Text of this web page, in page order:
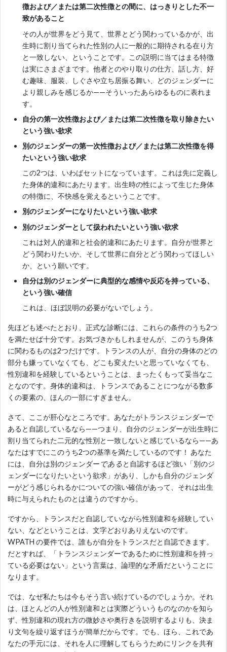
徴および／または第二次性徴との間に、はっきりとした不一
致があること
その人が世界をどう見て、世界とどう関わっているかが、出
生時に割り当てられた性別の人に一般的に期待される在り方
と一致しない、ということです。この説明に当てはまる特徴
は実にさまざまです。他者とのやり取りの仕方、話し方、好
む趣味、服装、しぐさや立ち居振る舞い、どのジェンダーに
より親しみを感じるか——そういったあらゆるものに表れま
す。
自分の第一次性徴および／または第二次性徴を取り除きたい
という強い欲求
別のジェンダーの第一次性徴および／または第二次性徴を得
たいという強い欲求
この2つは、いわばセットになっています。これは先に定義し
た身体的違和にあたります。出生時の性によって生じた身体
の特徴に、不快感を覚えるということです。
別のジェンダーになりたいという強い欲求
別のジェンダーとして扱われたいという強い欲求
これは対人的違和と社会的違和にあたります。自分が世界と
どう関わりたいか、そして世界に自分とどう関わってほしい
か、という願いです。
自分は別のジェンダーに典型的な感情や反応を持っている、
という強い確信
これは、ほぼ説明の必要がないでしょう。
先ほども述べたとおり、正式な診断には、これらの条件のうち2つ
を満たせば十分です。お気づきかもしれませんが、このうち身体
に関わるものは2つだけです。トランスの人が、自分の身体のどの
部分も嫌っていなくても、どこも変えたいと思っていなくても、
性別違和を経験しているということは、まったくもって妥当なこ
となのです。身体的違和は、トランスであることにつながる数多
くの要素の、ほんの一部にすぎません。
さて、ここが肝心なところです。あなたがトランスジェンダーで
あると自認しているなら——つまり、自分のジェンダーが出生時に
割り当てられた二元的な性別と一致しないと感じているなら——あ
なたはすでにこのうち2つの基準を満たしているのです！ あなた
には、自分は別のジェンダー であると自認するほど強い「別のジ
ェンダーになりたいという欲求」があり、しかも自分のジェンダ
ーがどう感じられるかについての強い確信があって、それは出生
時に与えられたものとは違うのですから。
ですから、トランスだと自認していながら性別違和を経験してい
ない、などということは、文字どおりありえないのです。
WPATH の要件では、誰もが自分をトランスだと自認できます。
だとすれば、「トランスジェンダーであるために性別違和を持っ
ている必要はない」という言葉は、論理的な矛盾だということに
なります。
では、なぜ私たちは今もそう言い続けているのでしょうか。それ
は、ほとんどの人が性別違和とは実際どういうものなのかを知ら
ず、性別違和の現れ方の微妙さや奥行きを説明するよりも、決ま
り文句を繰り返すほうが簡単だからです。でも、ほら、これであ
なたの手元には、それを人に理解してもらうためにリンクを共有